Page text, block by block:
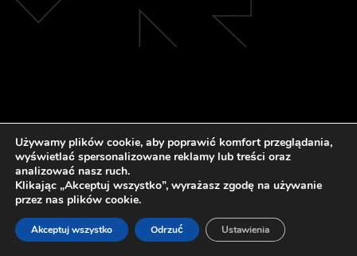
Używamy plików cookie, aby poprawić komfort przeglądania,
wyświetlać spersonalizowane reklamy lub treści oraz
analizować nasz ruch.
Klikając „Akceptuj wszystko”, wyrażasz zgodę na używanie
przez nas plików cookie.
Akceptuj wszystko Odrzuć Ustawienia